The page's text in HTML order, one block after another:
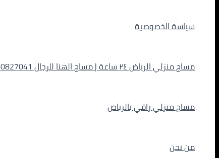
سياسة الخصوصية
مساج منزلي الرياض ٢٤ ساعة | مساج الهنا للرجال 0560827041
مساج منزلي راقي بالرياض
من نحن